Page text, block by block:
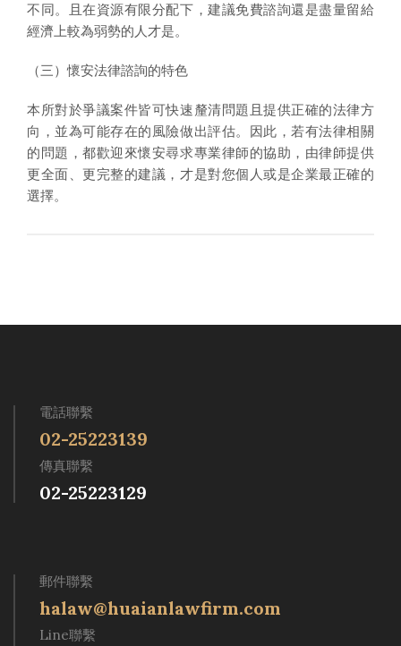
不同。且在資源有限分配下，建議免費諮詢還是盡量留給
經濟上較為弱勢的人才是。
（三）懷安法律諮詢的特色
本所對於爭議案件皆可快速釐清問題且提供正確的法律方
向，並為可能存在的風險做出評估。因此，若有法律相關
的問題，都歡迎來懷安尋求專業律師的協助，由律師提供
更全面、更完整的建議，才是對您個人或是企業最正確的
選擇。
電話聯繫
02-25223139
傳真聯繫
02-25223129
郵件聯繫
halaw@huaianlawfirm.com
Line聯繫